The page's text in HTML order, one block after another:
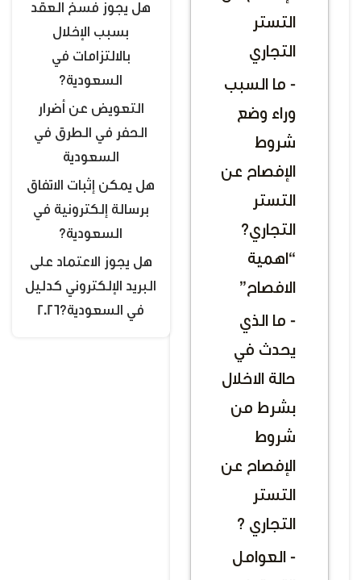
التستر
التجاري
- ما السبب
وراء وضع
شروط
الإفصاح عن
التستر
التجاري؟
“اهمية
الافصاح”
- ما الذي
يحدث في
حالة الاخلال
بشرط من
شروط
الإفصاح عن
التستر
التجاري ؟
- العوامل
هل يجوز فسخ العقد
بسبب الإخلال
بالالتزامات في
السعودية؟
التعويض عن أضرار
الحفر في الطرق في
السعودية
هل يمكن إثبات الاتفاق
برسالة إلكترونية في
السعودية؟
هل يجوز الاعتماد على
البريد الإلكتروني كدليل
في السعودية؟2026